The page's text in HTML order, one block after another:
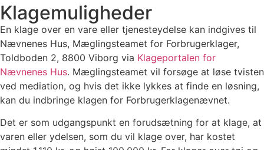
Klagemuligheder
En klage over en vare eller tjenesteydelse kan indgives til
Nævnenes Hus, Mæglingsteamet for Forbrugerklager,
Toldboden 2, 8800 Viborg via Klageportalen for
Nævnenes Hus. Mæglingsteamet vil forsøge at løse tvisten
ved mediation, og hvis det ikke lykkes at finde en løsning,
kan du indbringe klagen for Forbrugerklagenævnet.
Det er som udgangspunkt en forudsætning for at klage, at
varen eller ydelsen, som du vil klage over, har kostet